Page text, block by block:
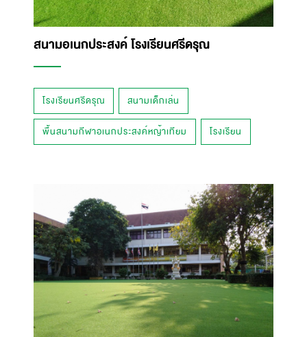
สนามอเนกประสงค์ โรงเรียนศรีดรุณ
โรงเรียนศรีดรุณ สนามเด็กเล่น
พื้นสนามกีฬาอเนกประสงค์หญ้าเทียม โรงเรียน